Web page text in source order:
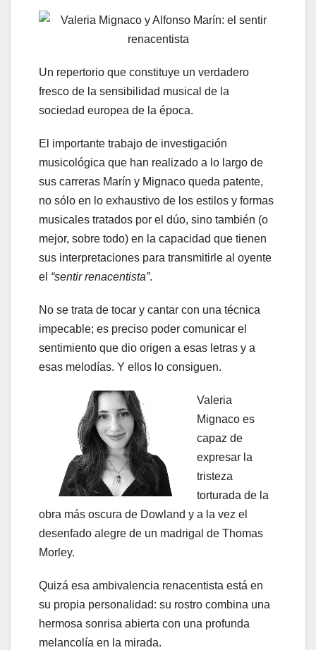
Un repertorio que constituye un verdadero
fresco de la sensibilidad musical de la
sociedad europea de la época.
El importante trabajo de investigación
musicológica que han realizado a lo largo de
sus carreras Marín y Mignaco queda patente,
no sólo en lo exhaustivo de los estilos y formas
musicales tratados por el dúo, sino también (o
mejor, sobre todo) en la capacidad que tienen
sus interpretaciones para transmitirle al oyente
el “sentir renacentista”.
No se trata de tocar y cantar con una técnica
impecable; es preciso poder comunicar el
sentimiento que dio origen a esas letras y a
esas melodías. Y ellos lo consiguen.
Valeria
Mignaco es
capaz de
expresar la
tristeza
torturada de la
obra más oscura de Dowland y a la vez el
desenfado alegre de un madrigal de Thomas
Morley.
Quizá esa ambivalencia renacentista está en
su propia personalidad: su rostro combina una
hermosa sonrisa abierta con una profunda
melancolía en la mirada.